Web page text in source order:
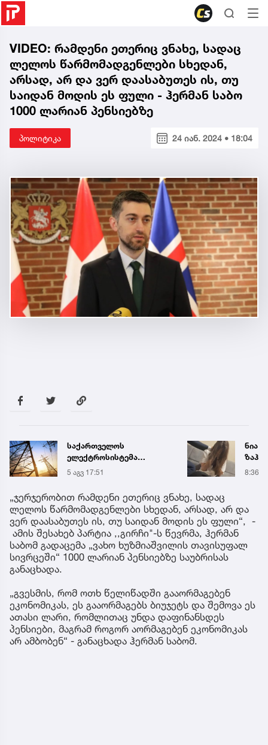
VIDEO: რამდენი ეთერიც ვნახე, სადაც
ლელოს წარმომადგენლები სხედან,
არსად, არ და ვერ დაასაბუთეს ის, თუ
საიდან მოდის ეს ფული - ჰერმან საბო
1000 ლარიან პენსიებზე
პოლიტიკა 24 იან. 2024 • 18:04
საქართველოს
ელექტროსისტემა
სპეციალურ განცხადებას
ავრცელებს
5 აგვ 17:51
ნია
8:36
„ჯერჯერობით რამდენი ეთერიც ვნახე, სადაც
ლელოს წარმომადგენლები სხედან, არსად, არ და
ვერ დაასაბუთეს ის, თუ საიდან მოდის ეს ფული“, -
ამის შესახებ პარტია ,,გირჩი"-ს წევრმა, ჰერმან
საბომ გადაცემა „ვახო ხუზმიაშვილის თავისუფალ
სივრცეში“ 1000 ლარიან პენსიებზე საუბრისას
განაცხადა.
„გვესმის, რომ ოთხ წელიწადში გააორმაგებენ
ეკონომიკას, ეს გააორმაგებს ბიუჯეტს და შემოვა ეს
ათასი ლარი, რომლითაც უნდა დაფინანსდეს
პენსიები, მაგრამ როგორ აორმაგებენ ეკონომიკას
არ ამბობენ“ - განაცხადა ჰერმან საბომ.